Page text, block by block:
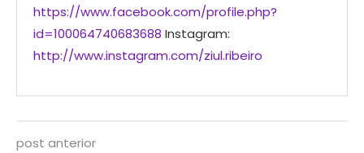
https://www.facebook.com/profile.php?
id=100064740683688 Instagram:
http://www.instagram.com/ziul.ribeiro
post anterior